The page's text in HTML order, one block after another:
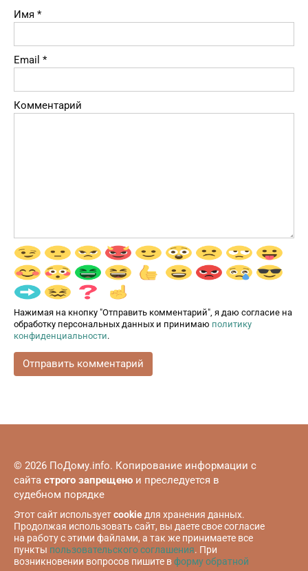
Имя *
Email *
Комментарий
Нажимая на кнопку "Отправить комментарий", я даю согласие на
обработку персональных данных и принимаю политику
конфиденциальности.
© 2026 ПоДому.info. Копирование информации с
сайта строго запрещено и преследуется в
судебном порядке
Этот сайт используетcookieдля хранения данных.
Продолжая использовать сайт, вы даете свое согласие
на работу с этими файлами, а так же принимаете все
пункты пользовательского соглашения. При
возникновении вопросов пишите вформу обратной